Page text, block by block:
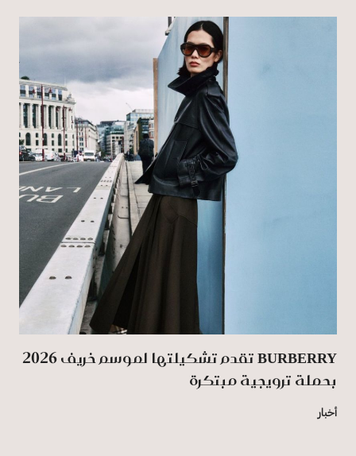
BURBERRY تقدم تشكيلتها لموسم خريف 2026
بحملة ترويجية مبتكرة
أخبار